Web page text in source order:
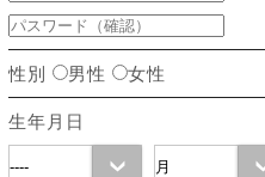
性別 男性 女性
生年月日